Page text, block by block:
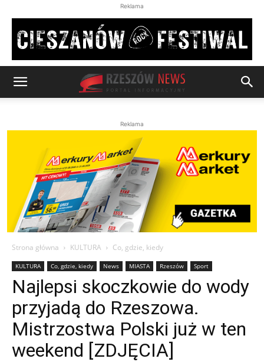
Reklama
Reklama
Strona główna KULTURA Co, gdzie, kiedy
KULTURA Co, gdzie, kiedy News MIASTA Rzeszów Sport
Najlepsi skoczkowie do wody
przyjadą do Rzeszowa.
Mistrzostwa Polski już w ten
weekend [ZDJĘCIA]